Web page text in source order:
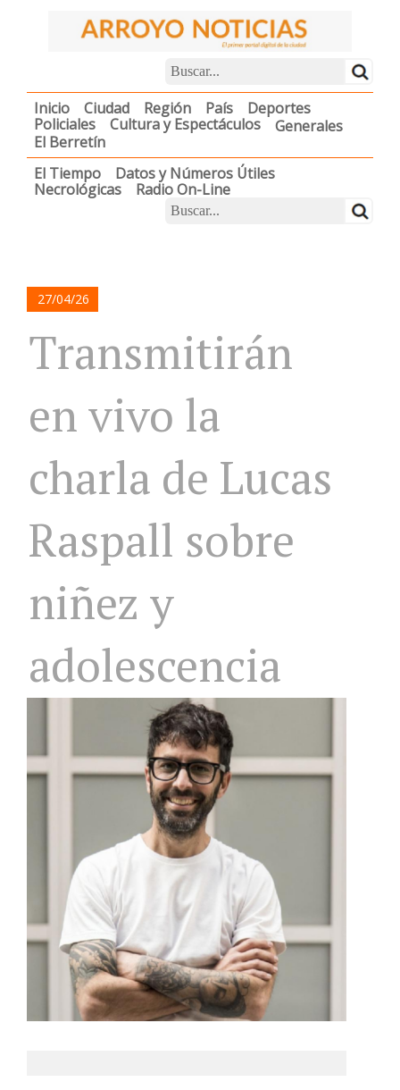
Inicio Ciudad Región País
Deportes
Policiales
Cultura y Espectáculos
Generales
El Berretín
El Tiempo
Datos y Números Útiles
Necrológicas
Radio On-Line
27/04/26
Transmitirán
en vivo la
charla de Lucas
Raspall sobre
niñez y
adolescencia